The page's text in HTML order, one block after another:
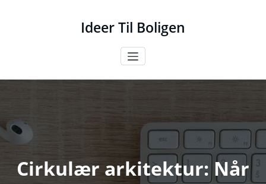
Ideer Til Boligen
Cirkulær arkitektur: Når